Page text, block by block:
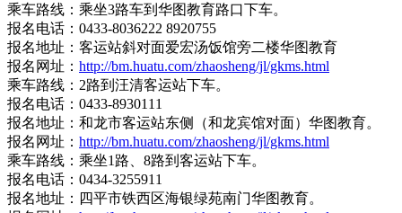
乘车路线：乘坐3路车到华图教育路口下车。
报名电话：0433-8036222 8920755
报名地址：客运站斜对面爱宏汤饭馆旁二楼华图教育
报名网址： http://bm.huatu.com/zhaosheng/jl/gkms.html
乘车路线：2路到汪清客运站下车。
报名电话：0433-8930111
报名地址：和龙市客运站东侧（和龙宾馆对面）华图教育。
报名网址： http://bm.huatu.com/zhaosheng/jl/gkms.html
乘车路线：乘坐1路、8路到客运站下车。
报名电话：0434-3255911
报名地址：四平市铁西区海银绿苑南门华图教育。